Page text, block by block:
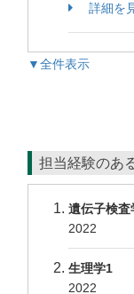
詳細を
▼全件表示
担当経験のあ
遺伝子検査
2022
生理学1
2022